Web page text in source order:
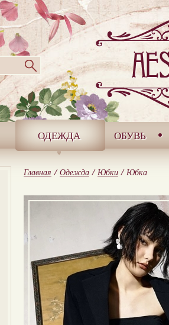
ОДЕЖДА ОБУВЬ
Главная / Одежда / Юбки / Юбка